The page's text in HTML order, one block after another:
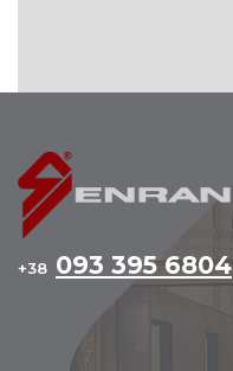
+38 093 395 6804